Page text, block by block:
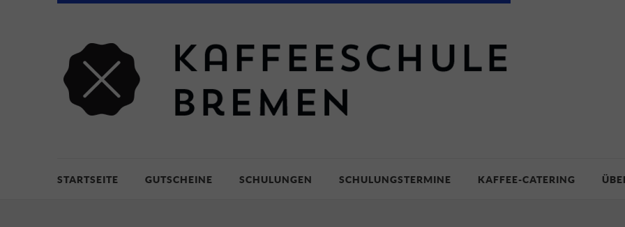
STARTSEITE GUTSCHEINE SCHULUNGEN SCHULUNGSTERMINE KAFFEE-CATERING